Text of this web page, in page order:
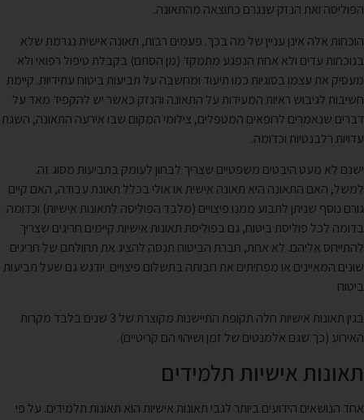
הפוליסה ואת הנזק שנגרם כתוצאה מהתאונה.
הוכחות אלה אינן עניין של מה בכך. פעמים רבות, תאונה אישית נגרמת שלא
בנוכחות עדים ולא אחת הנפגע מתמקד (מן הסתם) בקבלת טיפול רפואי ולא
מעסיק את עצמו בסוגיות כמו תיעוד ומחשבה על תביעות ביטוח עתידיות. קיימת
חשיבות לגיבוש ראיות המעידות על התאונה והנזק כאשר יש להקפיד מאד על
דברים שנאמרים לרופאים המטפלים, צילומי המקום שבו אירעה התאונה, השגת
עדויות רלבנטיות וכדומה.
ישנם לא מעט היבטים משפטיים שצריך לבחון לעומק בתביעות מסוג זה.
למשל, האם התאונה היא תאונה אישית או אולי בכלל תאונת עבודה, האם קיים
גורם נוסף שניתן לתבוע ממנו פיצויים (מלבד הפוליסה לתאונות אישיות) וכדומה.
בדומה לכל פוליסת ביטוח, גם בפוליסת תאונות אישיות קיימים חריגים שצריך
להתייחס אליהם. לא אחת, חברת הביטוח תנסה להציג את תחולתם של חריגים
שונים המאיינים או מפחיתים את חבותה בתשלום פיצויים. יודגש גם שעל תביעות
ביטוח
בגין תאונות אישיות חלה תקופת התיישנות מקוצרת של 3 שנים בלבד מקרות
האירוע (כך שגם אלמנטים של זמן ושיהוי הם קריטיים).
תאונות אישיות תלמידים
אחד הנושאים הידועים ביותר לגבי תאונות אישיות הוא תאונות תלמידים. על פי